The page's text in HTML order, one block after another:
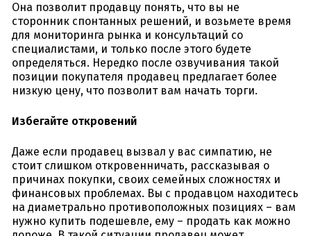
Она позволит продавцу понять, что вы не
сторонник спонтанных решений, и возьмете время
для мониторинга рынка и консультаций со
специалистами, и только после этого будете
определяться. Нередко после озвучивания такой
позиции покупателя продавец предлагает более
низкую цену, что позволит вам начать торги.
Избегайте откровений
Даже если продавец вызвал у вас симпатию, не
стоит слишком откровенничать, рассказывая о
причинах покупки, своих семейных сложностях и
финансовых проблемах. Вы с продавцом находитесь
на диаметрально противоположных позициях – вам
нужно купить подешевле, ему – продать как можно